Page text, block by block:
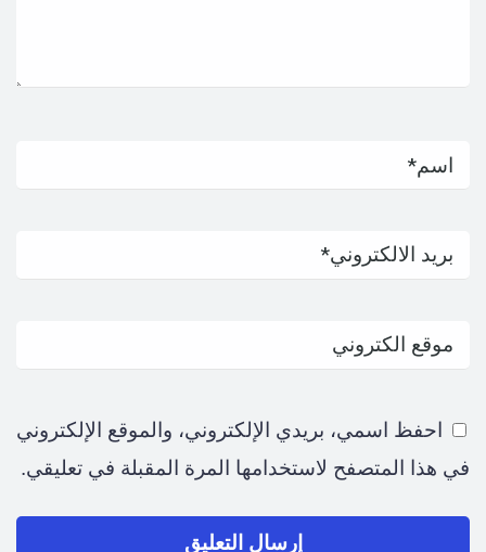
احفظ اسمي، بريدي الإلكتروني، والموقع الإلكتروني
في هذا المتصفح لاستخدامها المرة المقبلة في تعليقي.